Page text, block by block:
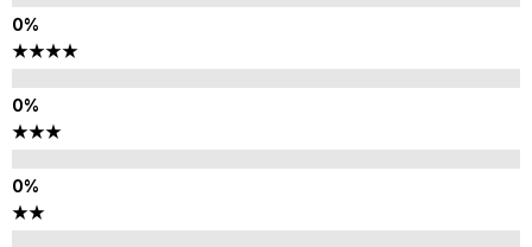
★★★★
★★★
★★